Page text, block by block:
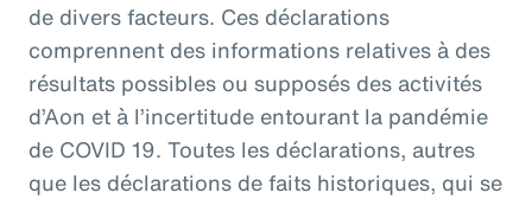
de divers facteurs. Ces déclarations
comprennent des informations relatives à des
résultats possibles ou supposés des activités
d’Aon et à l’incertitude entourant la pandémie
de COVID 19. Toutes les déclarations, autres
que les déclarations de faits historiques, qui se